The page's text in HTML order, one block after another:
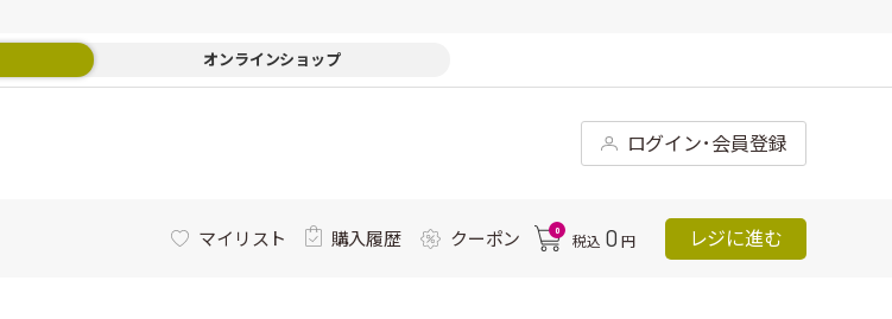
オンラインショップ
ログイン･会員登録
マイリスト 購入履歴 クーポン 0
税込 0 円 レジに進む